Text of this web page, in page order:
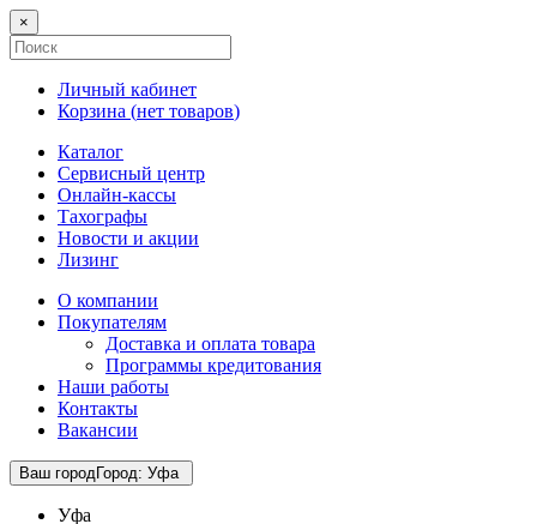
×
Личный кабинет
Корзина (нет товаров)
Каталог
Сервисный центр
Онлайн-кассы
Тахографы
Новости и акции
Лизинг
О компании
Покупателям
Доставка и оплата товара
Программы кредитования
Наши работы
Контакты
Вакансии
Ваш городГород: Уфа
Уфа